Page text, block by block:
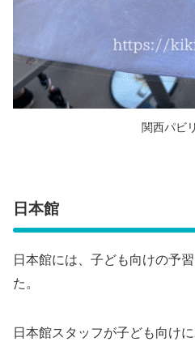
関西パビ
日本館
日本館には、子ども向けの予
た。
日本館スタッフが子ども向け